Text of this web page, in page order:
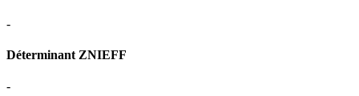
-
Déterminant ZNIEFF
-